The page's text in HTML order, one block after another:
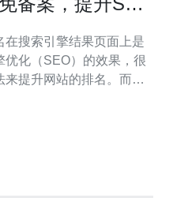
搜索引擎结果页面上是
化（SEO）的效果，很
提升网站的排名。而香
势以及如何利用它来提